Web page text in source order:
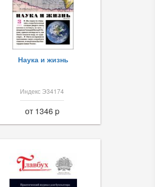
Наука и жизнь
Индекс Э34174
от 1346 p